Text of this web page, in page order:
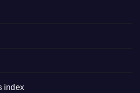
index